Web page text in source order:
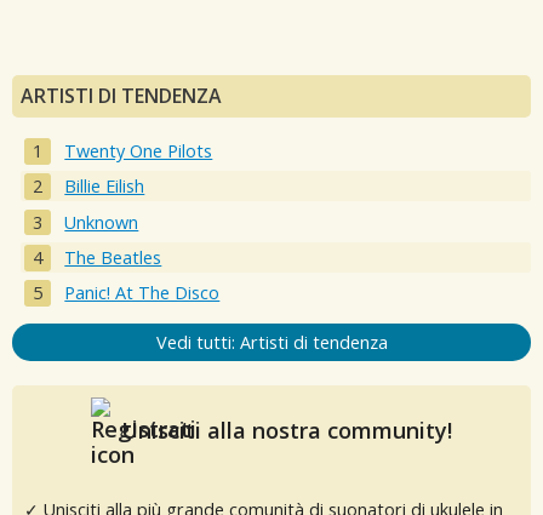
ARTISTI DI TENDENZA
Twenty One Pilots
Billie Eilish
Unknown
The Beatles
Panic! At The Disco
Vedi tutti: Artisti di tendenza
Unisciti alla nostra community!
✓ Unisciti alla più grande comunità di suonatori di ukulele in